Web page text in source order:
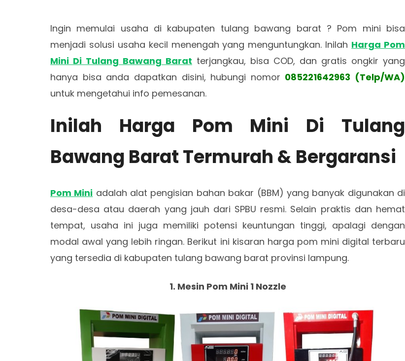
Ingin memulai usaha di kabupaten tulang bawang barat ? Pom mini bisa
menjadi solusi usaha kecil menengah yang menguntungkan. Inilah Harga Pom
Mini Di Tulang Bawang Barat terjangkau, bisa COD, dan gratis ongkir yang
hanya bisa anda dapatkan disini, hubungi nomor 085221642963 (Telp/WA)
untuk mengetahui info pemesanan.
Inilah Harga Pom Mini Di Tulang
Bawang Barat Termurah & Bergaransi
Pom Mini adalah alat pengisian bahan bakar (BBM) yang banyak digunakan di
desa-desa atau daerah yang jauh dari SPBU resmi. Selain praktis dan hemat
tempat, usaha ini juga memiliki potensi keuntungan tinggi, apalagi dengan
modal awal yang lebih ringan. Berikut ini kisaran harga pom mini digital terbaru
yang tersedia di kabupaten tulang bawang barat provinsi lampung.
1. Mesin Pom Mini 1 Nozzle